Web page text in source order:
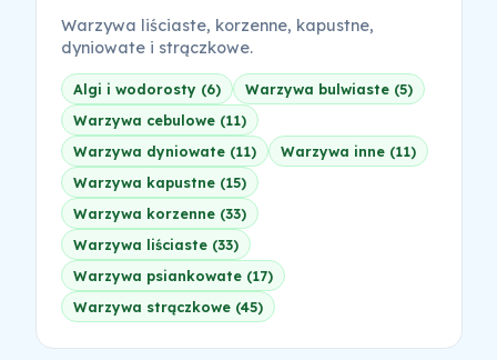
Warzywa liściaste, korzenne, kapustne,
dyniowate i strączkowe.
Algi i wodorosty (6)
Warzywa bulwiaste (5)
Warzywa cebulowe (11)
Warzywa dyniowate (11)
Warzywa inne (11)
Warzywa kapustne (15)
Warzywa korzenne (33)
Warzywa liściaste (33)
Warzywa psiankowate (17)
Warzywa strączkowe (45)